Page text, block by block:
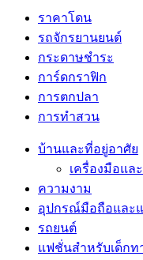
ราคาโดน
รถจักรยานยนต์
กระดาษชำระ
การ์ดกราฟิก
การตกปลา
การทำสวน
บ้านและที่อยู่อาศัย
เครื่องมือแล
ความงาม
อุปกรณ์มือถือและแ
รถยนต์
แฟชั่นสำหรับเด็กท